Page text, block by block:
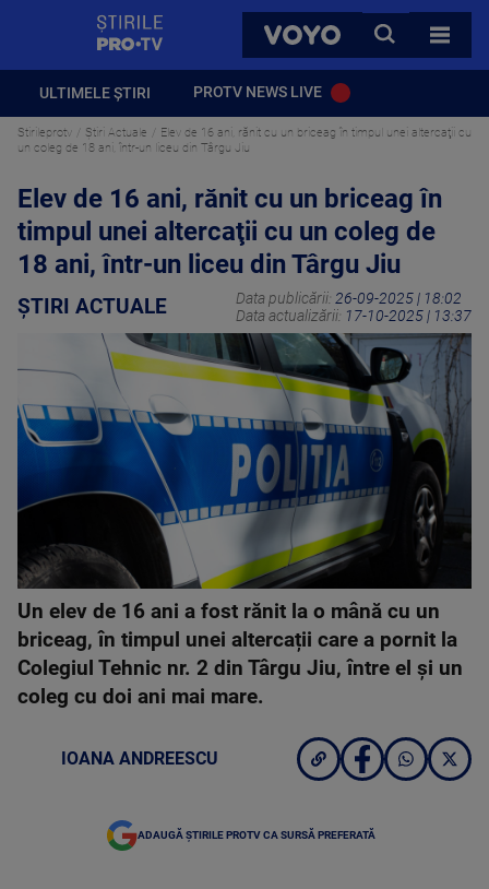
VOYO
CAUTA
TOATE
ULTIMELE ȘTIRI PROTV NEWS LIVE
Stirileprotv Știri Actuale
Elev de 16 ani, rănit cu un briceag în timpul unei altercaţii cu
un coleg de 18 ani, într-un liceu din Târgu Jiu
Elev de 16 ani, rănit cu un briceag în
timpul unei altercaţii cu un coleg de
18 ani, într-un liceu din Târgu Jiu
ȘTIRI ACTUALE Data publicării: 26-09-2025 | 18:02
Data actualizării: 17-10-2025 | 13:37
Un elev de 16 ani a fost rănit la o mână cu un
briceag, în timpul unei altercații care a pornit la
Colegiul Tehnic nr. 2 din Târgu Jiu, între el și un
coleg cu doi ani mai mare.
IOANA ANDREESCU
ADAUGĂ ȘTIRILE PROTV CA SURSĂ PREFERATĂ